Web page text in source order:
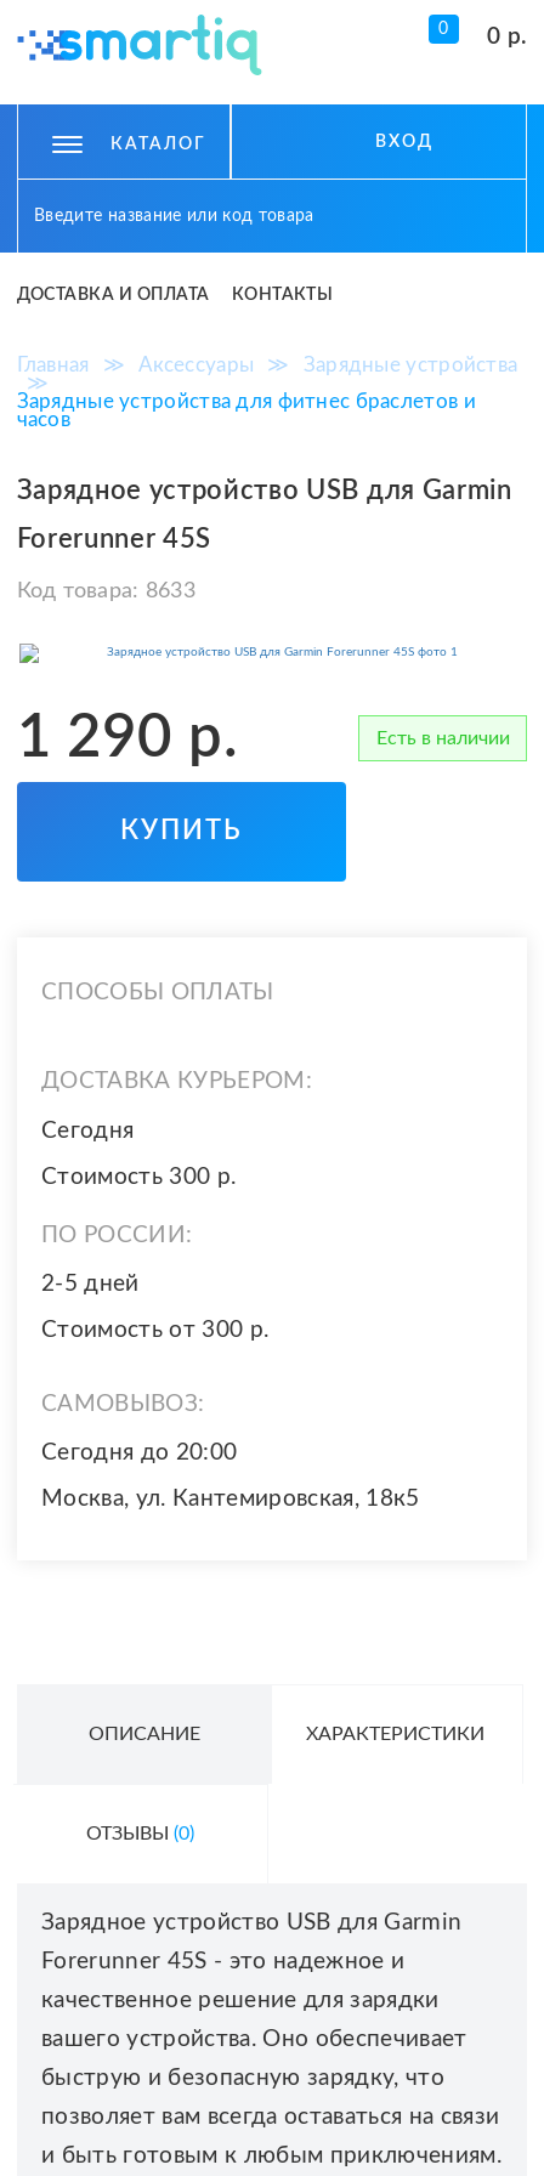
0 0 р.
КАТАЛОГ ВХОД
ДОСТАВКА И ОПЛАТА КОНТАКТЫ
Главная ≫ Аксессуары ≫
Зарядные устройства
≫
Зарядные устройства для фитнес браслетов и
часов
Зарядное устройство USB для Garmin
Forerunner 45S
Код товара: 8633
1 290 р. Есть в наличии
КУПИТЬ
СПОСОБЫ ОПЛАТЫ
ДОСТАВКА КУРЬЕРОМ:
Сегодня
Стоимость 300 р.
ПО РОССИИ:
2-5 дней
Стоимость от 300 р.
САМОВЫВОЗ:
Сегодня до 20:00
Москва, ул. Кантемировская, 18к5
ОПИСАНИЕ ХАРАКТЕРИСТИКИ
ОТЗЫВЫ (0)
Зарядное устройство USB для Garmin
Forerunner 45S - это надежное и
качественное решение для зарядки
вашего устройства. Оно обеспечивает
быструю и безопасную зарядку, что
позволяет вам всегда оставаться на связи
и быть готовым к любым приключениям.